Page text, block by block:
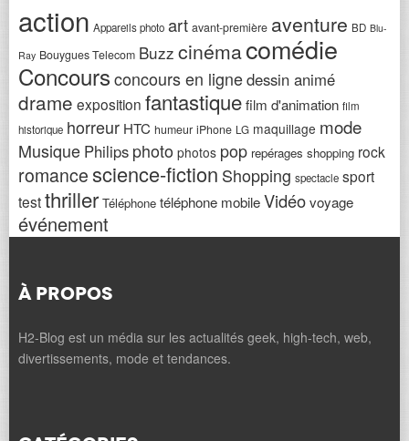
action Appareils photo art avant-première aventure BD Blu-
Ray Bouygues Telecom Buzz cinémacomédie
Concoursconcours en lignedessin animé
drame exposition fantastiquefilm d'animation film
historique horreur HTC humeur iPhone LG maquillage mode
Musique Philips photo photos pop repérages shopping rock
romancescience-fiction Shopping spectacle sport
testthriller Téléphone téléphone mobileVidéovoyage
événement
À PROPOS
H2-Blog est un média sur les actualités geek, high-tech, web,
divertissements, mode et tendances.